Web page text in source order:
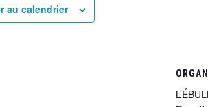
au calendrier